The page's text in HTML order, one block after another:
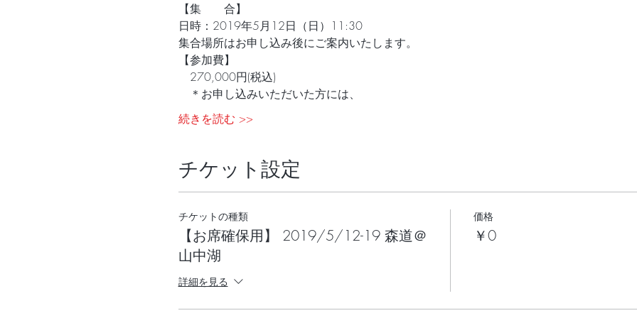
【集　　合】
日時：2019年5月12日（日）11:30
集合場所はお申し込み後にご案内いたします。
【参加費】
270,000円(税込)
＊お申し込みいただいた方には、
続きを読む >>
チケット設定
チケットの種類
【お席確保用】 2019/5/12-19 森道＠
山中湖
詳細を見る
価格
￥0